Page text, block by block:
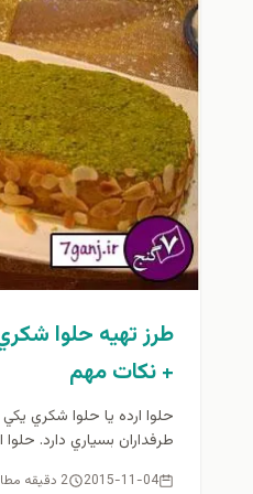
طرز تهيه حلوا
+ نكات مهم
حلوا ارده يا حلوا شكري
طرفداران بسياري دارد. حلوا
2015-11-04 2 دقیقه مطالعه